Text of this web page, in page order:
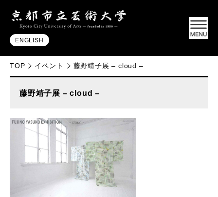
ENGLISH
TOP イベント 藤野靖子展 – cloud –
藤野靖子展 – cloud –